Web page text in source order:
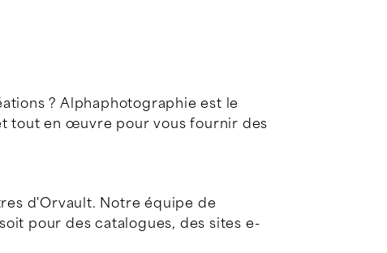
? Alphaphotographie est le
tout en œuvre pour vous fournir des
d'Orvault. Notre équipe de
pour des catalogues, des sites e-